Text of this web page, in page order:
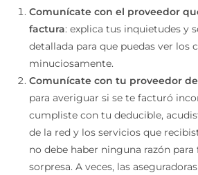
Comunícate con el proveedor
factura: explica tus inquietudes y
detallada para que puedas ver los
minuciosamente.
Comunícate con tu proveedor
para averiguar si se te facturó
cumpliste con tu deducible,
de la red y los servicios que
no debe haber ninguna razón
sorpresa. A veces, las